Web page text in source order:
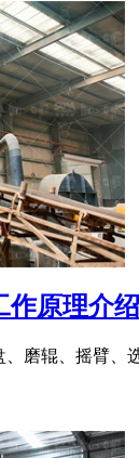
作原理介绍
磨辊、摇臂